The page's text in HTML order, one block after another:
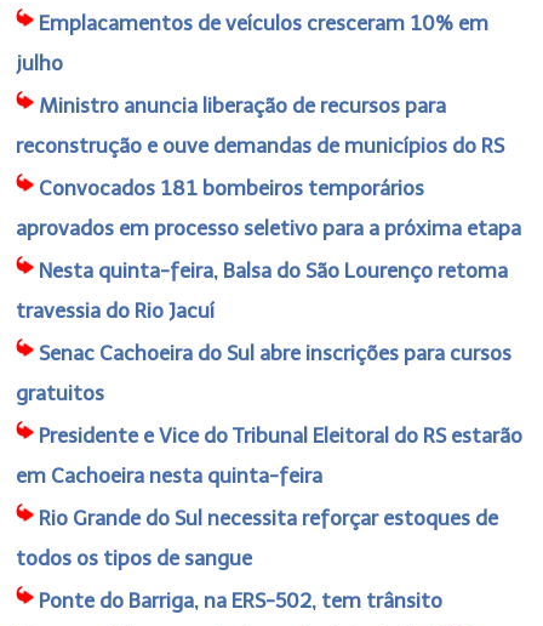
Emplacamentos de veículos cresceram 10% em
julho
Ministro anuncia liberação de recursos para
reconstrução e ouve demandas de municípios do RS
Convocados 181 bombeiros temporários
aprovados em processo seletivo para a próxima etapa
Nesta quinta-feira, Balsa do São Lourenço retoma
travessia do Rio Jacuí
Senac Cachoeira do Sul abre inscrições para cursos
gratuitos
Presidente e Vice do Tribunal Eleitoral do RS estarão
em Cachoeira nesta quinta-feira
Rio Grande do Sul necessita reforçar estoques de
todos os tipos de sangue
Ponte do Barriga, na ERS-502, tem trânsito